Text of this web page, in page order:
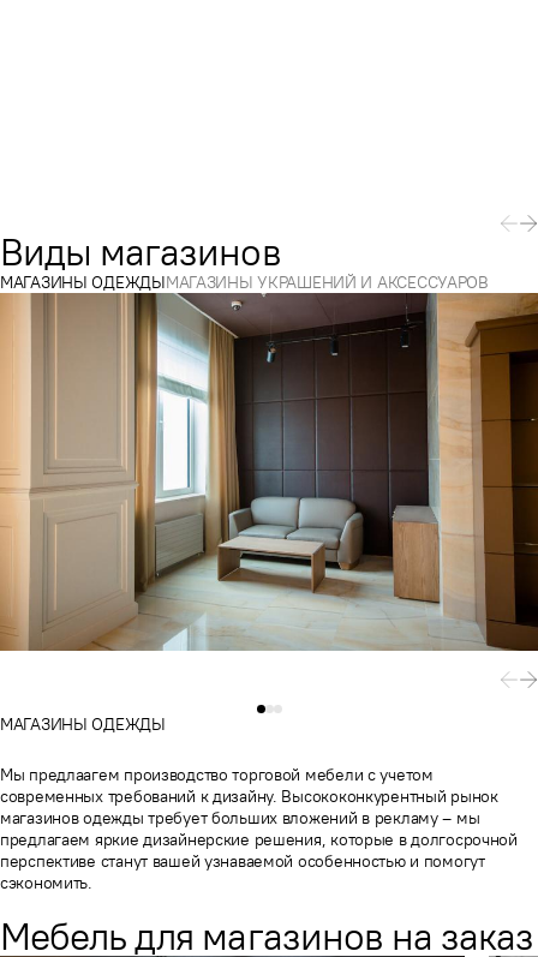
Виды магазинов
МАГАЗИНЫ ОДЕЖДЫМАГАЗИНЫ УКРАШЕНИЙ И АКСЕССУАРОВ
МАГАЗИНЫ ОДЕЖДЫ
Мы предлаагем производство торговой мебели с учетом
современных требований к дизайну. Высококонкурентный рынок
магазинов одежды требует больших вложений в рекламу – мы
предлагаем яркие дизайнерские решения, которые в долгосрочной
перспективе станут вашей узнаваемой особенностью и помогут
сэкономить.
Мебель для магазинов на заказ